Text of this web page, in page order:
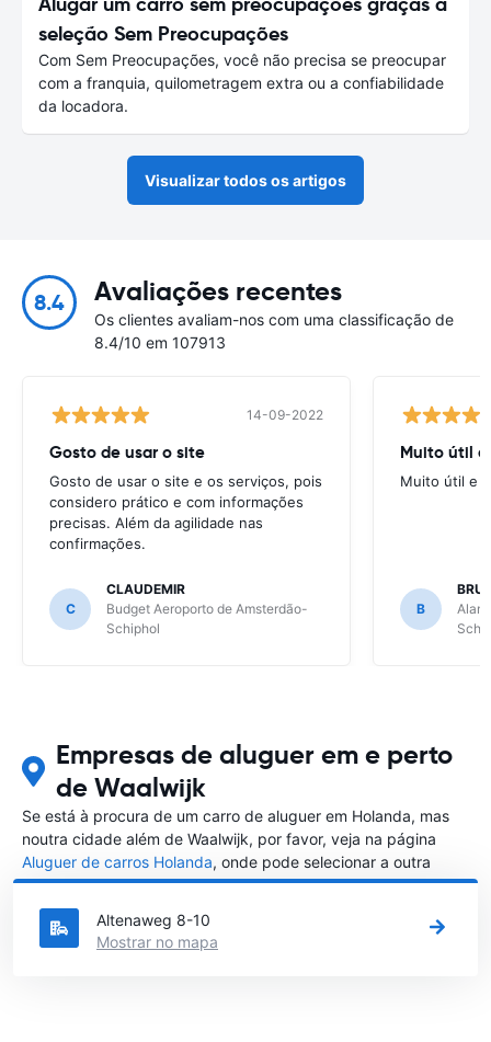
seleção Sem Preocupações
Com Sem Preocupações, você não precisa se preocupar
com a franquia, quilometragem extra ou a confiabilidade
da locadora.
Visualizar todos os artigos
8.4 Avaliações recentes
Os clientes avaliam-nos com uma classificação de
8.4/10 em 107913
14-09-2022
Gosto de usar o site
Gosto de usar o site e os serviços, pois
considero prático e com informações
precisas. Além da agilidade nas
confirmações.
C
CLAUDEMIR
Budget Aeroporto de Amsterdão-
Schiphol
Muito útil
Muito útil e
B
Empresas de aluguer em e perto
de Waalwijk
Se está à procura de um carro de aluguer em Holanda, mas
noutra cidade além de Waalwijk, por favor, veja na página
Aluguer de carros Holanda, onde pode selecionar a outra
cidade em Holanda que gostaria de alugar um carro
Altenaweg 8-10
Mostrar no mapa